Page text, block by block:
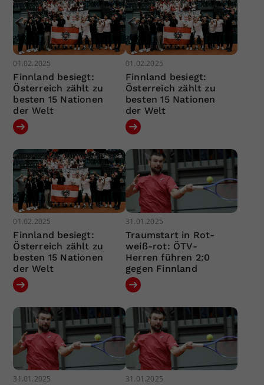
01.02.2025
Finnland besiegt:
Österreich zählt zu
besten 15 Nationen
der Welt
01.02.2025
Finnland besiegt:
Österreich zählt zu
besten 15 Nationen
der Welt
01.02.2025
Finnland besiegt:
Österreich zählt zu
besten 15 Nationen
der Welt
31.01.2025
Traumstart in Rot-
weiß-rot: ÖTV-
Herren führen 2:0
gegen Finnland
31.01.2025 31.01.2025